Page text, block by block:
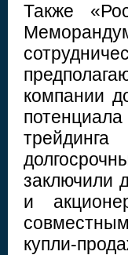
Также
компании
заключили
и
купли-